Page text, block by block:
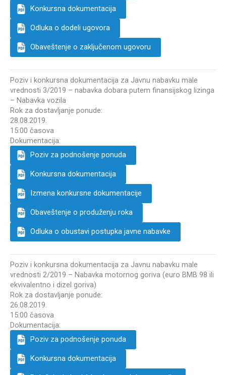
Konkursna dokumentacija
Odluka o dodeli ugovora
Obaveštenje o zaključenom ugovoru
Poziv i konkursna dokumentacija za Javnu nabavku male
vrednosti 3/2019 – nabavka dobara putem finansijskog lizinga
– Nabavka vozila
Rok za dostavljanje ponude:
28.08.2019.
15:00 časova
Dokumentacija:
Poziv za podnošenje ponuda
Konkursna dokumentacija
Izmena konkursne dokumentacije
Obaveštenje o produženju roka
Odluka o obustavi postupka javne nabavke
Poziv i konkursna dokumentacija za Javnu nabavku male
vrednosti 2/2019 – Nabavka motornog goriva (euro BMB 98 ili
ekvivalentno i dizel goriva)
Rok za dostavljanje ponude:
26.08.2019.
15:00 časova
Dokumentacija:
Poziv za podnošenje ponuda
Konkursna dokumentacija